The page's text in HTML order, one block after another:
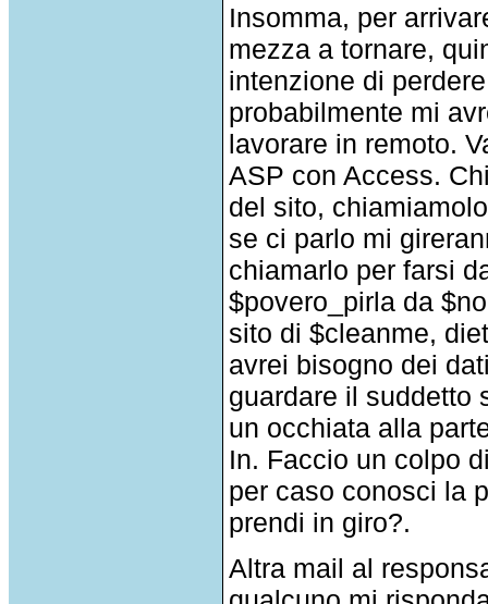
Insomma, per
mezza a tornare,
intenzione di
probabilmente mi
lavorare in remoto.
ASP con Access.
del sito,
se ci parlo mi
chiamarlo per farsi
$povero_pirla da
sito di $cleanme,
avrei bisogno dei
guardare il suddetto
un occhiata alla
In. Faccio un colpo
per caso conosci la
prendi in giro?.
Altra mail al